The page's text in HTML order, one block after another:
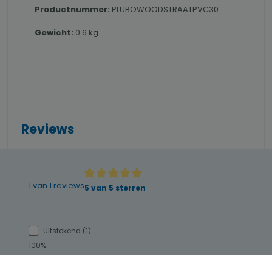
Productnummer: PLUBOWOODSTRAATPVC30
Gewicht: 0.6 kg
Reviews
1 van 1 reviewsGemiddelde waardering van 5 van 5 sterren
5 van 5 sterren
Uitstekend (1)
100%